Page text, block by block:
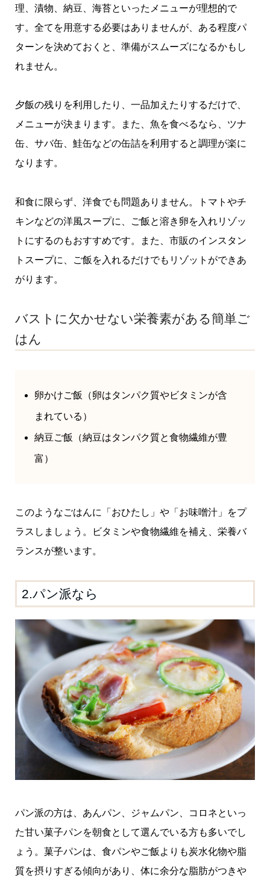
理、漬物、納豆、海苔といったメニューが理想的で
す。全てを用意する必要はありませんが、ある程度パ
ターンを決めておくと、準備がスムーズになるかもし
れません。
夕飯の残りを利用したり、一品加えたりするだけで、
メニューが決まります。また、魚を食べるなら、ツナ
缶、サバ缶、鮭缶などの缶詰を利用すると調理が楽に
なります。
和食に限らず、洋食でも問題ありません。トマトやチ
キンなどの洋風スープに、ご飯と溶き卵を入れリゾッ
トにするのもおすすめです。また、市販のインスタン
トスープに、ご飯を入れるだけでもリゾットができあ
がります。
バストに欠かせない栄養素がある簡単ご
はん
卵かけご飯（卵はタンパク質やビタミンが含
まれている）
納豆ご飯（納豆はタンパク質と食物繊維が豊
富）
このようなごはんに「おひたし」や「お味噌汁」をプ
ラスしましょう。ビタミンや食物繊維を補え、栄養バ
ランスが整います。
2.パン派なら
パン派の方は、あんパン、ジャムパン、コロネといっ
た甘い菓子パンを朝食として選んでいる方も多いでし
ょう。菓子パンは、食パンやご飯よりも炭水化物や脂
質を摂りすぎる傾向があり、体に余分な脂肪がつきや